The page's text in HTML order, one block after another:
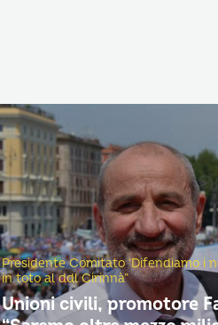
Presidente Comitato ‘Difendiamo i
in toto al ddl Cirinnà”
Unioni civili, promotore